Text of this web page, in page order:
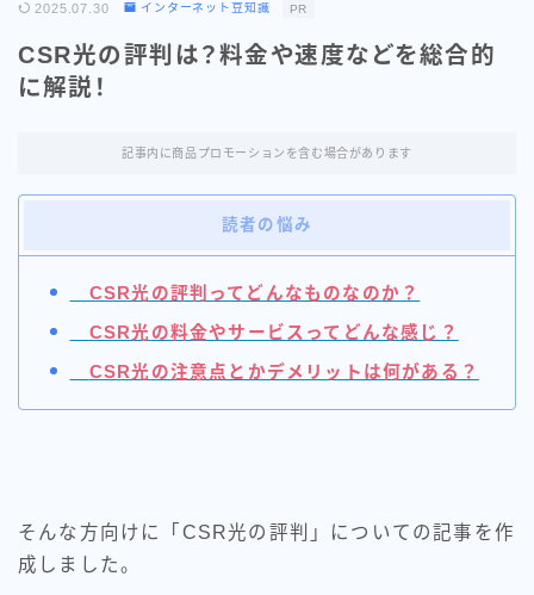
「NURO光」ソフトバンク携帯
カテゴリー
2025.07.30 インターネット豆知識 PR
CSR光の評判は？料金や速度などを総合的
に解説！
記事内に商品プロモーションを含む場合があります
読者の悩み
CSR光の評判ってどんなものなのか？
CSR光 の料金やサービスってどんな感じ？
CSR光 の注意点とかデメリットは何がある？
そんな方向けに「CSR光の評判」についての記事を作
成しました。